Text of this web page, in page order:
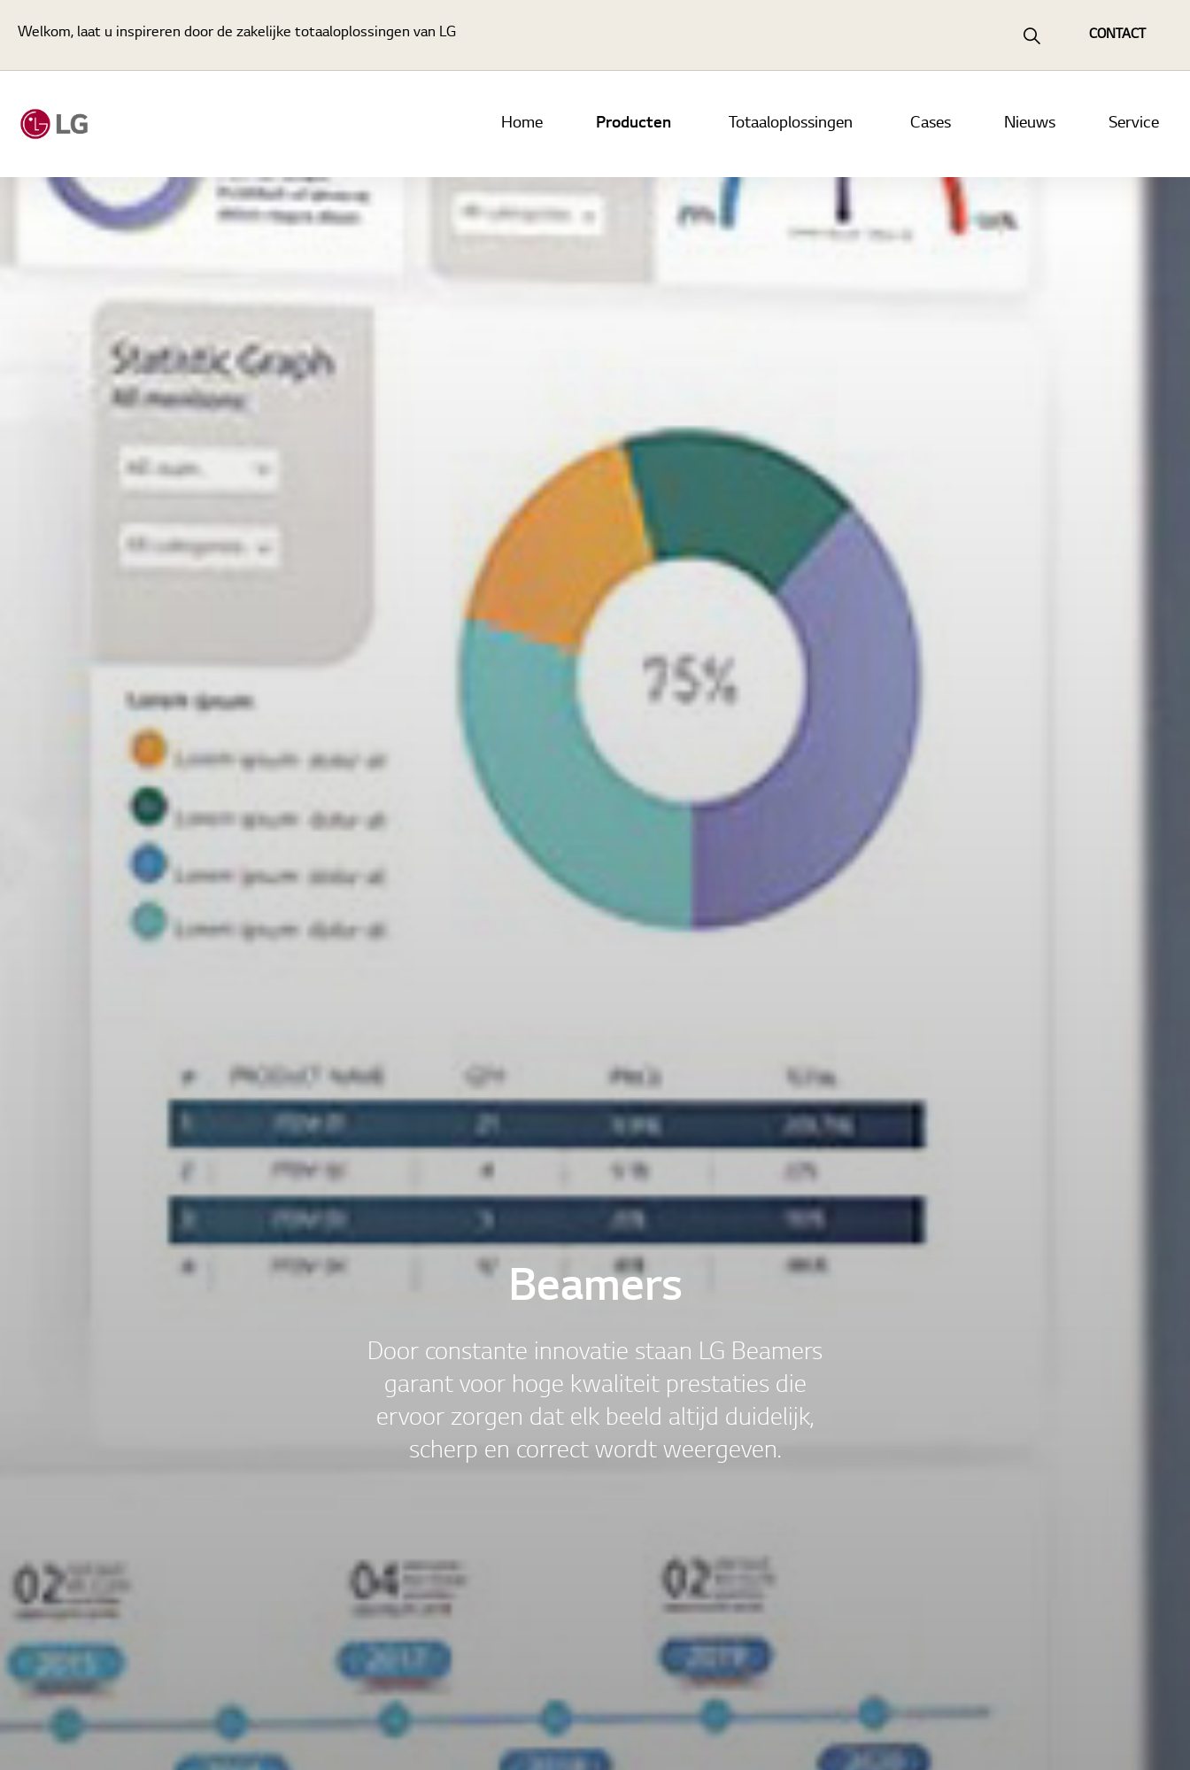
Home Producten Totaaloplossingen Cases Nieuws Service
CONTACT
Welkom, laat u inspireren door de zakelijke totaaloplossingen van LG
Beamers
Door constante innovatie staan LG Beamers
garant voor hoge kwaliteit prestaties die
ervoor zorgen dat elk beeld altijd duidelijk,
scherp en correct wordt weergeven.